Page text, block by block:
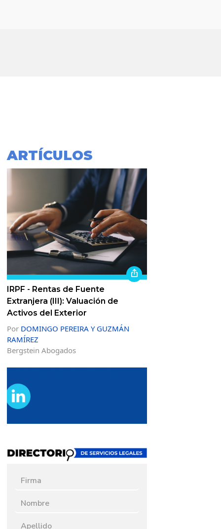
ARTÍCULOS
IRPF - Rentas de Fuente
Extranjera (III): Valuación de
Activos del Exterior
Por DOMINGO PEREIRA Y GUZMÁN
RAMÍREZ
Bergstein Abogados